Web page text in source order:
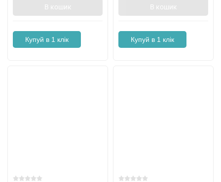
В кошик
Купуй в 1 клік
В кошик
Купуй в 1 клік